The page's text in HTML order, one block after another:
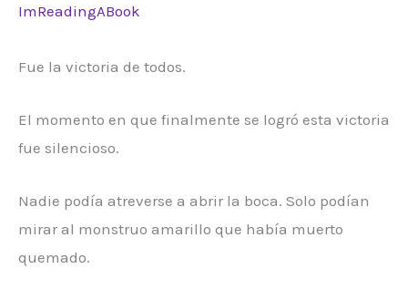
ImReadingABook
Fue la victoria de todos.
El momento en que finalmente se logró esta victoria
fue silencioso.
Nadie podía atreverse a abrir la boca. Solo podían
mirar al monstruo amarillo que había muerto
quemado.